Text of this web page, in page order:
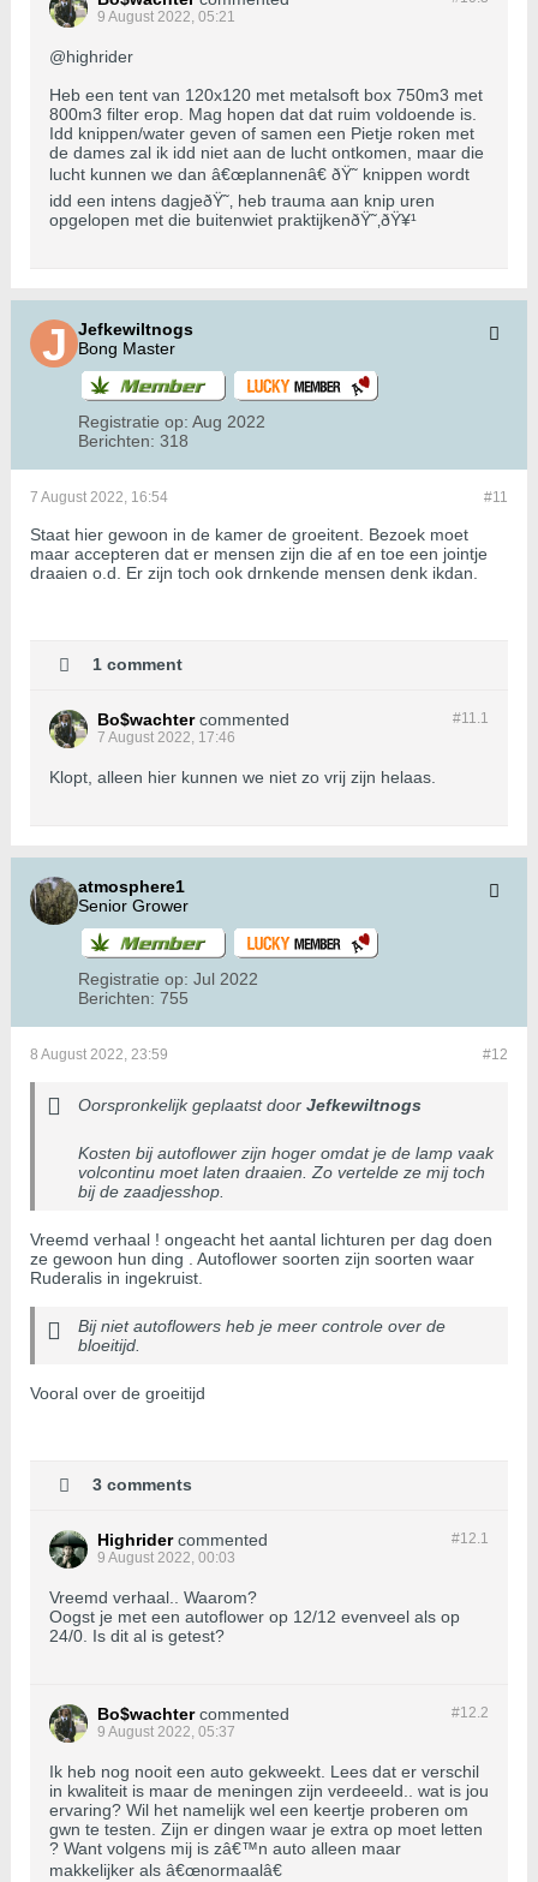
9 August 2022, 05:21
@highrider
Heb een tent van 120x120 met metalsoft box 750m3 met
800m3 filter erop. Mag hopen dat dat ruim voldoende is.
Idd knippen/water geven of samen een Pietje roken met
de dames zal ik idd niet aan de lucht ontkomen, maar die
lucht kunnen we dan â€œplannenâ€ ðŸ˜ knippen wordt
idd een intens dagjeðŸ˜‚ heb trauma aan knip uren
opgelopen met die buitenwiet praktijkenðŸ˜‚ðŸ¥¹
Jefkewiltnogs
Bong Master
Registratie op: Aug 2022
Berichten: 318
#11
7 August 2022, 16:54
Staat hier gewoon in de kamer de groeitent. Bezoek moet
maar accepteren dat er mensen zijn die af en toe een jointje
draaien o.d. Er zijn toch ook drnkende mensen denk ikdan.
1 comment
#11.1
Bo$wachter commented
7 August 2022, 17:46
Klopt, alleen hier kunnen we niet zo vrij zijn helaas.
atmosphere1
Senior Grower
Registratie op: Jul 2022
Berichten: 755
#12
8 August 2022, 23:59
Oorspronkelijk geplaatst door Jefkewiltnogs
Kosten bij autoflower zijn hoger omdat je de lamp vaak
volcontinu moet laten draaien. Zo vertelde ze mij toch
bij de zaadjesshop.
Vreemd verhaal ! ongeacht het aantal lichturen per dag doen
ze gewoon hun ding . Autoflower soorten zijn soorten waar
Ruderalis in ingekruist.
Bij niet autoflowers heb je meer controle over de
bloeitijd.
Vooral over de groeitijd
3 comments
#12.1
Highrider commented
9 August 2022, 00:03
Vreemd verhaal.. Waarom?
Oogst je met een autoflower op 12/12 evenveel als op
24/0. Is dit al is getest?
#12.2
Bo$wachter commented
9 August 2022, 05:37
Ik heb nog nooit een auto gekweekt. Lees dat er verschil
in kwaliteit is maar de meningen zijn verdeeeld.. wat is jou
ervaring? Wil het namelijk wel een keertje proberen om
gwn te testen. Zijn er dingen waar je extra op moet letten
? Want volgens mij is zâ€™n auto alleen maar
makkelijker als â€œnormaalâ€